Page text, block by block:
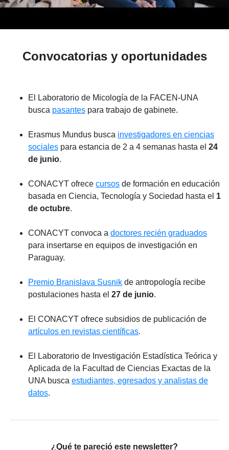
Convocatorias y oportunidades
El Laboratorio de Micología de la FACEN-UNA
busca pasantes para trabajo de gabinete.
Erasmus Mundus busca investigadores en ciencias
sociales para estancia de 2 a 4 semanas hasta el 24
de junio.
CONACYT ofrece cursos de formación en educación
basada en Ciencia, Tecnología y Sociedad hasta el 1
de octubre.
CONACYT convoca a doctores recién graduados
para insertarse en equipos de investigación en
Paraguay.
Premio Branislava Susnik de antropología recibe
postulaciones hasta el 27 de junio.
El CONACYT ofrece subsidios de publicación de
artículos en revistas científicas.
El Laboratorio de Investigación Estadística Teórica y
Aplicada de la Facultad de Ciencias Exactas de la
UNA busca estudiantes, egresados y analistas de
datos.
¿Qué te pareció este newsletter?